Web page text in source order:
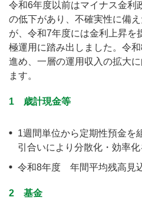
令和6年度以前はマイナス金利
の低下があり、不確実性に備
が、令和7年度には金利上昇を
極運用に踏み出しました。令
進め、一層の運用収入の拡大
ます。
1 歳計現金等
1週間単位から定期性預金を
引合いにより分散化・効率化
令和8年度 年間平均残高見
2 基金